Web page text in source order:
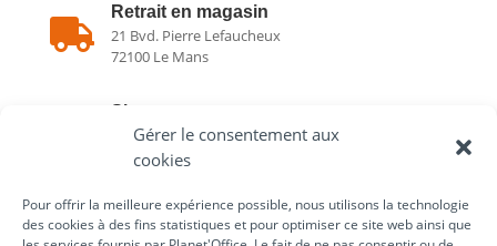
Gérer le consentement aux
cookies
Pour offrir la meilleure expérience possible, nous utilisons la technologie
des cookies à des fins statistiques et pour optimiser ce site web ainsi que

Retrait en magasin
21 Bvd. Pierre Lefaucheux
72100 Le Mans
Showroom
21 Bvd. Pierre Lefaucheux
72100 Le Mans
 02 43 75 78 75